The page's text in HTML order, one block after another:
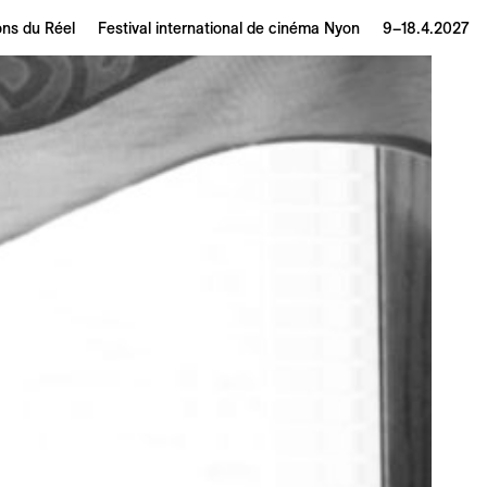
du Réel Festival international de cinéma Nyon 9–18.4.2027